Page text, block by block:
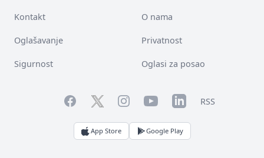
Kontakt O nama
Oglašavanje Privatnost
Sigurnost Oglasi za posao
FacebookTwitterInstagramYouTubeLinkedInRSS
App Store Google Play